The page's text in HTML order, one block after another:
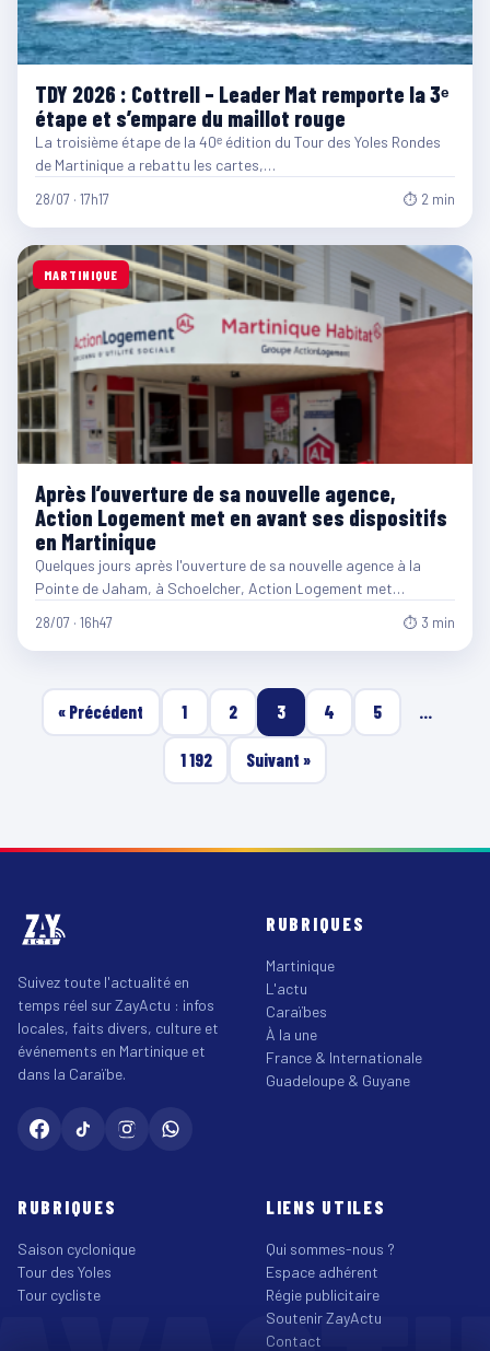
TDY 2026 : Cottrell – Leader Mat remporte la 3ᵉ
étape et s’empare du maillot rouge
La troisième étape de la 40ᵉ édition du Tour des Yoles Rondes
de Martinique a rebattu les cartes,…
28/07 · 17h17 ⏱ 2 min
MARTINIQUE
Après l’ouverture de sa nouvelle agence,
Action Logement met en avant ses dispositifs
en Martinique
Quelques jours après l'ouverture de sa nouvelle agence à la
Pointe de Jaham, à Schoelcher, Action Logement met…
28/07 · 16h47 ⏱ 3 min
« Précédent 1 2 3 4 5 …
1 192 Suivant »
Suivez toute l'actualité en
temps réel sur ZayActu : infos
locales, faits divers, culture et
événements en Martinique et
dans la Caraïbe.
RUBRIQUES
Martinique
L'actu
Caraïbes
À la une
France & Internationale
Guadeloupe & Guyane
RUBRIQUES
Saison cyclonique
Tour des Yoles
Tour cycliste
LIENS UTILES
Qui sommes-nous ?
Espace adhérent
Régie publicitaire
Soutenir ZayActu
Contact